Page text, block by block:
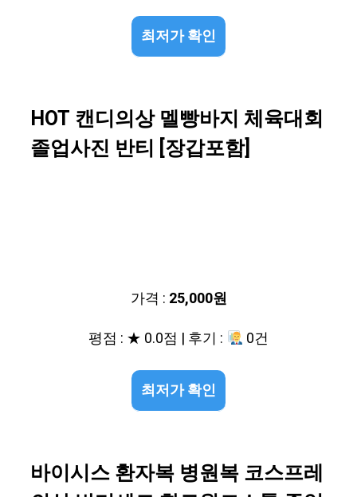
최저가 확인
HOT 캔디의상 멜빵바지 체육대회
졸업사진 반티 [장갑포함]
가격 : 25,000원
평점 : ★ 0.0점 | 후기 :
0건
최저가 확인
바이시스 환자복 병원복 코스프레